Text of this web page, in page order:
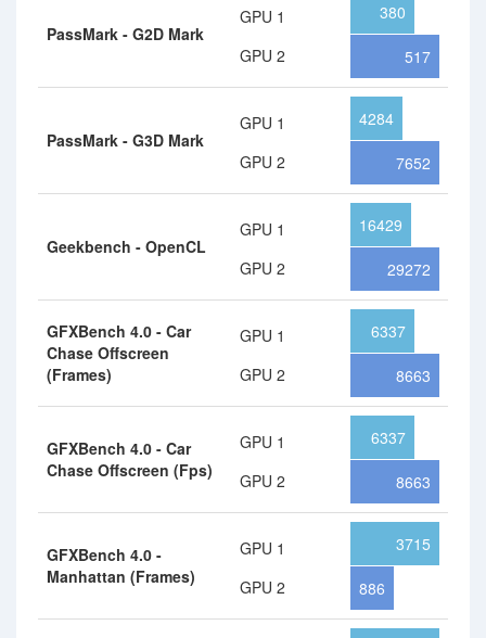
PassMark - G2D Mark
GPU 1
GPU 2
380
517
PassMark - G3D Mark
GPU 1
GPU 2
4284
7652
Geekbench - OpenCL
GPU 1
GPU 2
16429
29272
GFXBench 4.0 - Car
Chase Offscreen
(Frames)
GPU 1
GPU 2
6337
8663
GFXBench 4.0 - Car
Chase Offscreen (Fps)
GPU 1
GPU 2
6337
8663
GFXBench 4.0 -
Manhattan (Frames)
GPU 1
GPU 2
3715
886